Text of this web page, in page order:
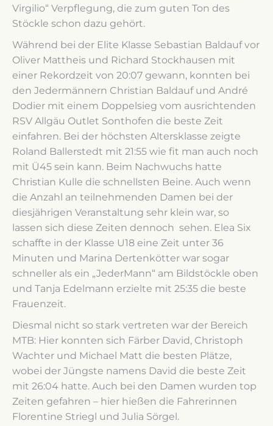
Virgilio“ Verpflegung, die zum guten Ton des
Stöckle schon dazu gehört.
Während bei der Elite Klasse Sebastian Baldauf vor
Oliver Mattheis und Richard Stockhausen mit
einer Rekordzeit von 20:07 gewann, konnten bei
den Jedermännern Christian Baldauf und André
Dodier mit einem Doppelsieg vom ausrichtenden
RSV Allgäu Outlet Sonthofen die beste Zeit
einfahren. Bei der höchsten Altersklasse zeigte
Roland Ballerstedt mit 21:55 wie fit man auch noch
mit Ü45 sein kann. Beim Nachwuchs hatte
Christian Kulle die schnellsten Beine. Auch wenn
die Anzahl an teilnehmenden Damen bei der
diesjährigen Veranstaltung sehr klein war, so
lassen sich diese Zeiten dennoch sehen. Elea Six
schaffte in der Klasse U18 eine Zeit unter 36
Minuten und Marina Dertenkötter war sogar
schneller als ein „JederMann“ am Bildstöckle oben
und Tanja Edelmann erzielte mit 25:35 die beste
Frauenzeit.
Diesmal nicht so stark vertreten war der Bereich
MTB: Hier konnten sich Färber David, Christoph
Wachter und Michael Matt die besten Plätze,
wobei der Jüngste namens David die beste Zeit
mit 26:04 hatte. Auch bei den Damen wurden top
Zeiten gefahren – hier hießen die Fahrerinnen
Florentine Striegl und Julia Sörgel.